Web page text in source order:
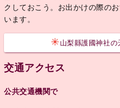
クしておこう。お出かけの際の
います。
山梨縣護國神社の
交通アクセス
公共交通機関で